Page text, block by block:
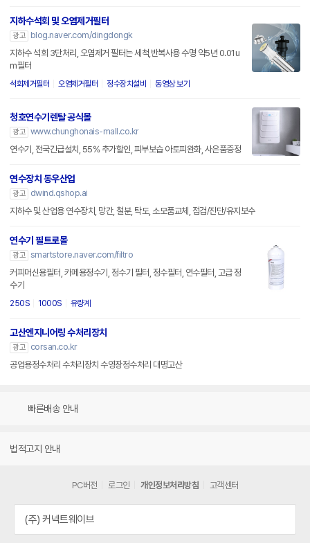
지하수석회 및 오염제거필터
광고
blog.naver.com/dingdongk
지하수 석회 3단처리, 오염제거 필터는 세척,반복사용 수명 약5년 0.01u
m필터
석회제거필터 오염제거필터 정수장치설비 동영상 보기
청호연수기렌탈 공식몰
광고 www.chunghonais-mall.co.kr
연수기, 전국긴급설치, 55% 추가할인, 피부보습 아토피완화, 사은품증정
연수장치 동우산업
광고
dwind.qshop.ai
지하수 및 산업용 연수장치, 망간, 철분, 탁도, 소모품교체, 점검/진단/유지보수
연수기 필트로몰
광고 smartstore.naver.com/filtro
커피머신용필터, 카페용정수기, 정수기 필터, 정수필터, 연수필터, 고급 정
수기
250S 1000S 유량계
고산엔지니어링 수처리장치
광고
corsan.co.kr
공업용정수처리 수처리장치 수영장정수처리 대명고산
빠른배송 안내
법적고지 안내
PC버전 로그인 개인정보처리방침 고객센터
(주) 커넥트웨이브